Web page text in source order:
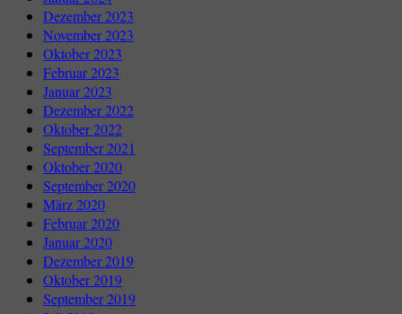
Dezember 2023
November 2023
Oktober 2023
Februar 2023
Januar 2023
Dezember 2022
Oktober 2022
September 2021
Oktober 2020
September 2020
März 2020
Februar 2020
Januar 2020
Dezember 2019
Oktober 2019
September 2019